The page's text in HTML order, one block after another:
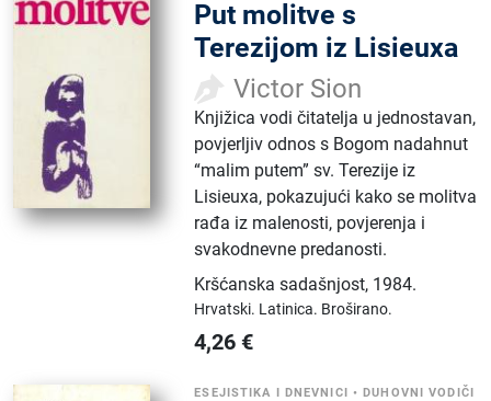
Put molitve s
Terezijom iz Lisieuxa
Victor Sion
Knjižica vodi čitatelja u jednostavan,
povjerljiv odnos s Bogom nadahnut
“malim putem” sv. Terezije iz
Lisieuxa, pokazujući kako se molitva
rađa iz malenosti, povjerenja i
svakodnevne predanosti.
Kršćanska sadašnjost, 1984.
Hrvatski. Latinica. Broširano.
4,26 €
ESEJISTIKA I DNEVNICI •DUHOVNI VODIČI